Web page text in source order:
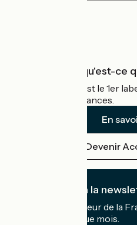
Accueil Vélo qu'est-ce
Accueil Vélo c'est le 1er
cyclistes en vacances.
En
Devenir
Je m'abonne à la
Recevez le meilleur de la
boîte mail chaque mois.